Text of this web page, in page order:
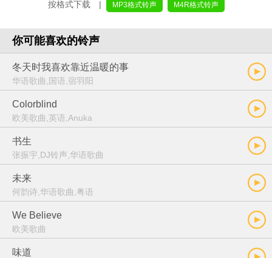
按格式下载 | MP3格式铃声 M4R格式铃声
你可能喜欢的铃声
冬天时我喜欢靠近温暖的事
华语歌曲,国语,宿羽阳
Colorblind
欧美歌曲,英语,Anuka
书生
张振宇,DJ铃声,华语歌曲
未来
何韵诗,华语歌曲,粤语
We Believe
欧美歌曲
味道